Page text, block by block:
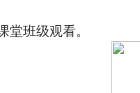
堂班级观看。